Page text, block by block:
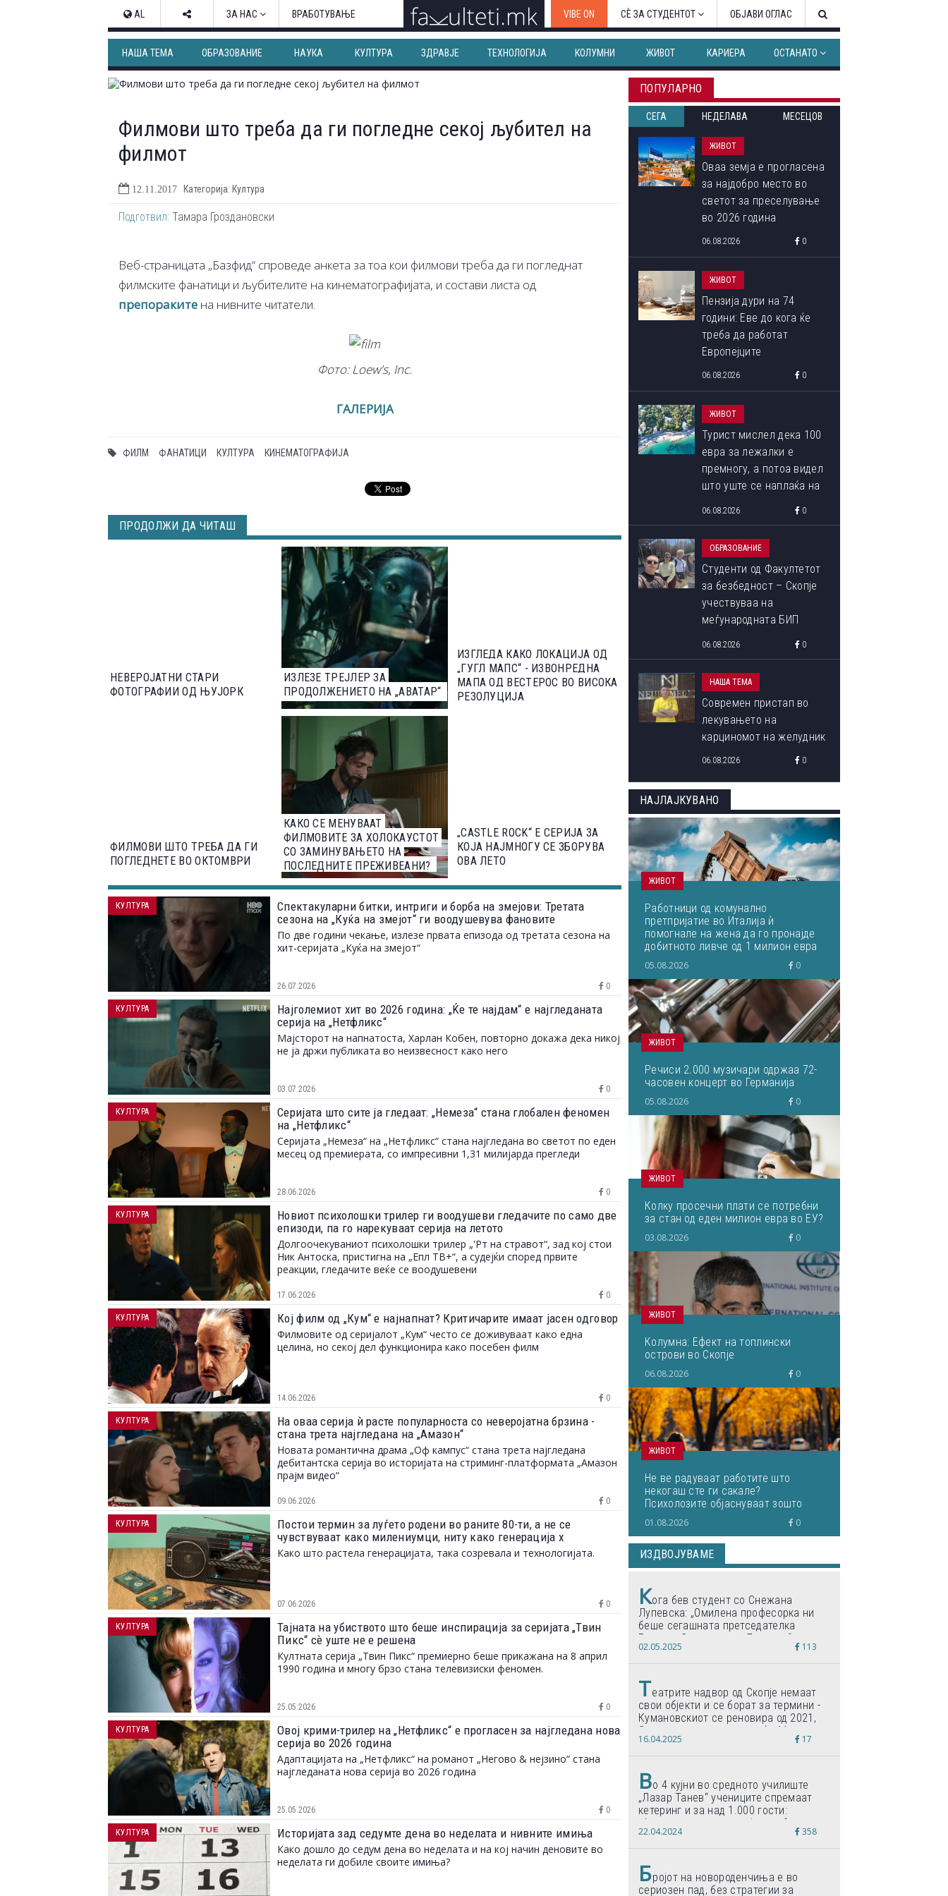
AL ЗА НАС ВРАБОТУВАЊЕ VIBE ON СЀ ЗА СТУДЕНТОТ ОБЈАВИ ОГЛАС
НАША ТЕМА ОБРАЗОВАНИЕ НАУКА КУЛТУРА ЗДРАВЈЕ ТЕХНОЛОГИЈА КОЛУМНИ ЖИВОТ КАРИЕРА ОСТАНАТО
Филмови што треба да ги погледне секој љубител на
филмот
12.11.2017 Категорија: Култура
Подготвил: Тамара Гроздановски
Веб-страницата „Базфид“ спроведе анкета за тоа кои филмови треба да ги погледнат
филмските фанатици и љубителите на кинематографијата, и состави листа од
препораките на нивните читатели.
Фото: Loew's, Inc.
ГАЛЕРИЈА
ФИЛМ ФАНАТИЦИ КУЛТУРА КИНЕМАТОГРАФИЈА
ПРОДОЛЖИ ДА ЧИТАШ
НЕВЕРОЈАТНИ СТАРИ
ФОТОГРАФИИ ОД ЊУЈОРК
ИЗЛЕЗЕ ТРЕЈЛЕР ЗА
ПРОДОЛЖЕНИЕТО НА „АВАТАР“
ИЗГЛЕДА КАКО ЛОКАЦИЈА ОД
„ГУГЛ МАПС“ - ИЗВОНРЕДНА
МАПА ОД ВЕСТЕРОС ВО ВИСОКА
РЕЗОЛУЦИЈА
ФИЛМОВИ ШТО ТРЕБА ДА ГИ
ПОГЛЕДНЕТЕ ВО ОКТОМВРИ
КАКО СЕ МЕНУВААТ
ФИЛМОВИТЕ ЗА ХОЛОКАУСТОТ
СО ЗАМИНУВАЊЕТО НА
ПОСЛЕДНИТЕ ПРЕЖИВЕАНИ?
„CASTLE ROCK“ Е СЕРИЈА ЗА
КОЈА НАЈМНОГУ СЕ ЗБОРУВА
ОВА ЛЕТО
Спектакуларни битки, интриги и борба на змејови: Третата
сезона на „Куќа на змејот“ ги воодушевува фановите
По две години чекање, излезе првата епизода од третата сезона на
хит-серијата „Куќа на змејот“
26.07.2026 0
КУЛТУРА
Најголемиот хит во 2026 година: „Ќе те најдам“ е најгледаната
серија на „Нетфликс“
Мајсторот на напнатоста, Харлан Кобен, повторно докажа дека никој
не ја држи публиката во неизвесност како него
03.07.2026 0
КУЛТУРА
Серијата што сите ја гледаат: „Немеза“ стана глобален феномен
на „Нетфликс“
Серијата „Немеза“ на „Нетфликс“ стана најгледана во светот по еден
месец од премиерата, со импресивни 1,31 милијарда прегледи
28.06.2026 0
КУЛТУРА
Новиот психолошки трилер ги воодушеви гледачите по само две
епизоди, па го нарекуваат серија на летото
Долгоочекуваниот психолошки трилер „'Рт на стравот“, зад кој стои
Ник Антоска, пристигна на „Епл ТВ+“, а судејќи според првите
реакции, гледачите веќе се воодушевени
17.06.2026 0
КУЛТУРА
Кој филм од „Кум“ е најнапнат? Критичарите имаат јасен одговор
Филмовите од серијалот „Кум“ често се доживуваат како една
целина, но секој дел функционира како посебен филм
14.06.2026 0
КУЛТУРА
На оваа серија ѝ расте популарноста со неверојатна брзина -
стана трета најгледана на „Амазон“
Новата романтична драма „Оф кампус“ стана трета најгледана
дебитантска серија во историјата на стриминг-платформата „Амазон
прајм видео“
09.06.2026 0
КУЛТУРА
Постои термин за луѓето родени во раните 80-ти, а не се
чувствуваат како милениумци, ниту како генерација х
Како што растела генерацијата, така созревала и технологијата.
07.06.2026 0
КУЛТУРА
Тајната на убиството што беше инспирација за серијата „Твин
Пикс“ сѐ уште не е решена
Култната серија „Твин Пикс“ премиерно беше прикажана на 8 април
1990 година и многу брзо стана телевизиски феномен.
25.05.2026 0
КУЛТУРА
Овој крими-трилер на „Нетфликс“ е прогласен за најгледана нова
серија во 2026 година
Адаптацијата на „Нетфликс“ на романот „Негово & нејзино“ стана
најгледаната нова серија во 2026 година
25.05.2026 0
КУЛТУРА
Историјата зад седумте дена во неделата и нивните имиња
Како дошло до седум дена во неделата и на кој начин деновите во
неделата ги добиле своите имиња?
КУЛТУРА
ПОПУЛАРНО
СЕГА НЕДЕЛАВА МЕСЕЦОВ
ЖИВОТ
Оваа земја е прогласена
за најдобро место во
светот за преселување
во 2026 година
06.08.2026 0
ЖИВОТ
Пензија дури на 74
години: Еве до кога ќе
треба да работат
Европејците
06.08.2026 0
ЖИВОТ
Турист мислел дека 100
евра за лежалки е
премногу, а потоа видел
што уште се наплаќа на
06.08.2026 0
ОБРАЗОВАНИЕ
Студенти од Факултетот
за безбедност – Скопје
учествуваа на
меѓународната БИП
06.08.2026 0
НАША ТЕМА
Современ пристап во
лекувањето на
карциномот на желудник
06.08.2026 0
НАЈЛАЈКУВАНО
ЖИВОТ
Работници од комунално
претпријатие во Италија ѝ
помогнале на жена да го пронајде
добитното ливче од 1 милион евра
кое завршило на депонија
05.08.2026 0
ЖИВОТ
Речиси 2.000 музичари одржаа 72-
часовен концерт во Германија
05.08.2026 0
ЖИВОТ
Колку просечни плати се потребни
за стан од еден милион евра во ЕУ?
03.08.2026 0
ЖИВОТ
Колумна: Ефект на топлински
острови во Скопје
06.08.2026 0
ЖИВОТ
Не ве радуваат работите што
некогаш сте ги сакале?
Психолозите објаснуваат зошто
01.08.2026 0
ИЗДВОЈУВАМЕ
Кога бев студент со Снежана
Лупевска: „Омилена професорка ни
беше сегашната претседателка
Гордана Сиљановска-Давкова“
02.05.2025 113
Театрите надвор од Скопје немаат
свои објекти и се борат за термини -
Кумановскиот се реновира од 2021,
Струмичкиот се гради веќе 11 години
16.04.2025 17
Во 4 кујни во средното училиште
„Лазар Танев“ учениците спремаат
кетеринг и за над 1.000 гости:
„Формиравме компанија и работиме
по светски стандарди“
22.04.2024 358
Бројот на новороденчиња е во
сериозен пад, без стратегии за